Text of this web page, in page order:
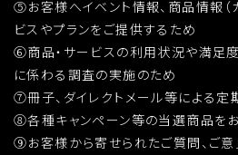
⑤お客様へイベント情報、商品情報（
ビスやプランをご提供するため
⑥商品・サービスの利用状況や満足
に係わる調査の実施のため
⑦冊子、ダイレクトメール等による
⑧各種キャンペーン等の当選商品を
⑨お客様から寄せられたご質問、ご意